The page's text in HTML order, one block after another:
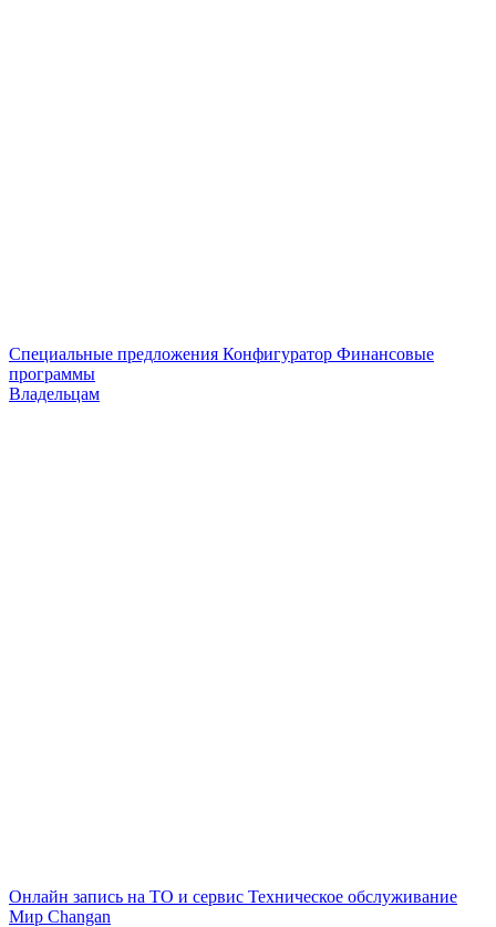
Специальные предложения Конфигуратор Финансовые
программы
Владельцам
Онлайн запись на ТО и сервис Техническое обслуживание
Мир Changan